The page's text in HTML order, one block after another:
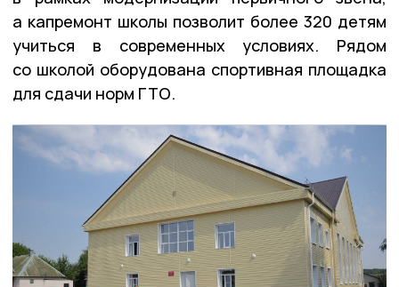
а капремонт школы позволит более 320 детям
учиться в современных условиях. Рядом
со школой оборудована спортивная площадка
для сдачи норм ГТО.